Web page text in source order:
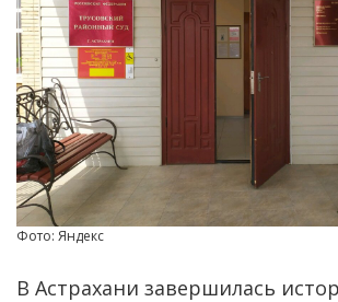
Фото: Яндекс
В Астрахани завершилась